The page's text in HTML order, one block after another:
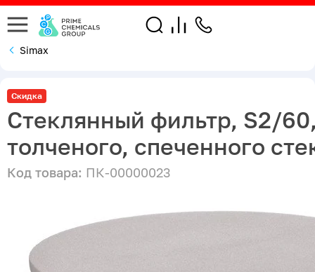
Simax
Скидка
Стеклянный фильтр, S2/
толченого, спеченного
Код товара: ПК-00000023